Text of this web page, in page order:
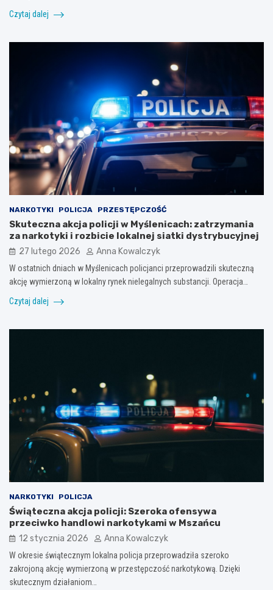
Czytaj dalej
NARKOTYKI POLICJA PRZESTĘPCZOŚĆ
Skuteczna akcja policji w Myślenicach: zatrzymania
za narkotyki i rozbicie lokalnej siatki dystrybucyjnej
27 lutego 2026 Anna Kowalczyk
W ostatnich dniach w Myślenicach policjanci przeprowadzili skuteczną
akcję wymierzoną w lokalny rynek nielegalnych substancji. Operacja…
Czytaj dalej
NARKOTYKI POLICJA
Świąteczna akcja policji: Szeroka ofensywa
przeciwko handlowi narkotykami w Mszańcu
12 stycznia 2026 Anna Kowalczyk
W okresie świątecznym lokalna policja przeprowadziła szeroko
zakrojoną akcję wymierzoną w przestępczość narkotykową. Dzięki
skutecznym działaniom…